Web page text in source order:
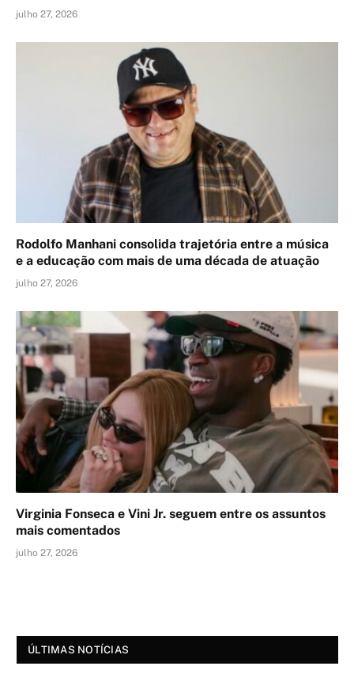
julho 27, 2026
Rodolfo Manhani consolida trajetória entre a música
e a educação com mais de uma década de atuação
julho 27, 2026
Virginia Fonseca e Vini Jr. seguem entre os assuntos
mais comentados
julho 27, 2026
ÚLTIMAS NOTÍCIAS